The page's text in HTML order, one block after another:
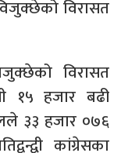
विरासत
विरासत
१५ हजार बढी
३३ हजार ०७६
कांग्रेसका